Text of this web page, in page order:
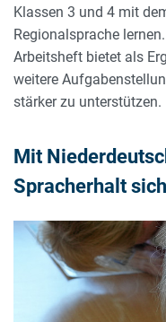
Klassen 3 und 4 mit
Regionalsprache
Arbeitsheft bietet als
weitere
stärker zu unterstützen.
Mit
Spracherhalt